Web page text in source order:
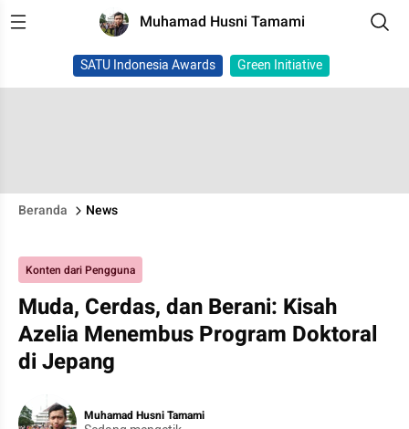
Muhamad Husni Tamami
SATU Indonesia Awards Green Initiative
Beranda News
Konten dari Pengguna
Muda, Cerdas, dan Berani: Kisah
Azelia Menembus Program Doktoral
di Jepang
Muhamad Husni Tamami